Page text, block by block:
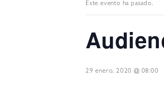
Este evento ha pasado.
29 enero, 2020 @ 08:00